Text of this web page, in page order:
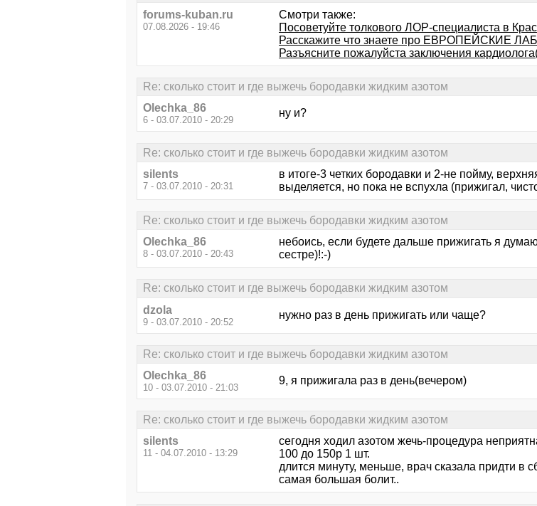
forums-kuban.ru
07.08.2026 - 19:46
Смотри также:
Посоветуйте толкового ЛОР-специалиста в
Расскажите что знаете про ЕВРОПЕЙСКИЕ
Разъясните пожалуйста заключения
Re: сколько стоит и где выжечь бородавки жидким азотом
Olechka_86
6 - 03.07.2010 - 20:29
ну и?
Re: сколько стоит и где выжечь бородавки жидким азотом
silents
7 - 03.07.2010 - 20:31
в итоге-3 четких бородавки и 2-не пойму,
выделяется, но пока не вспухла (прижигал,
Re: сколько стоит и где выжечь бородавки жидким азотом
Olechka_86
8 - 03.07.2010 - 20:43
небоись, если будете дальше прижигать я
сестре)!:-)
Re: сколько стоит и где выжечь бородавки жидким азотом
dzola
9 - 03.07.2010 - 20:52
нужно раз в день прижигать или чаще?
Re: сколько стоит и где выжечь бородавки жидким азотом
Olechka_86
10 - 03.07.2010 - 21:03
9, я прижигала раз в день(вечером)
Re: сколько стоит и где выжечь бородавки жидким азотом
silents
11 - 04.07.2010 - 13:29
сегодня ходил азотом жечь-процедура
100 до 150р 1 шт.
длится минуту, меньше, врач сказала придти в
самая большая болит..